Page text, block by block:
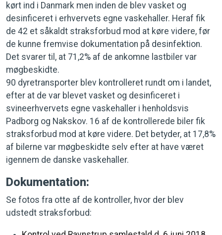
kørt ind i Danmark men inden de blev vasket og
desinficeret i erhvervets egne vaskehaller. Heraf fik
de 42 et såkaldt straksforbud mod at køre videre, før
de kunne fremvise dokumentation på desinfektion.
Det svarer til, at 71,2% af de ankomne lastbiler var
møgbeskidte.
90 dyretransporter blev kontrolleret rundt om i landet,
efter at de var blevet vasket og desinficeret i
svineerhvervets egne vaskehaller i henholdsvis
Padborg og Nakskov. 16 af de kontrollerede biler fik
straksforbud mod at køre videre. Det betyder, at 17,8%
af bilerne var møgbeskidte selv efter at have været
igennem de danske vaskehaller.
Dokumentation:
Se fotos fra otte af de kontroller, hvor der blev
udstedt straksforbud: